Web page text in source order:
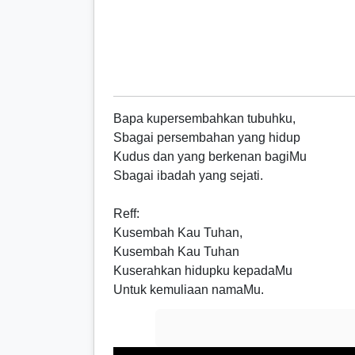
Bapa kupersembahkan tubuhku,
Sbagai persembahan yang hidup
Kudus dan yang berkenan bagiMu
Sbagai ibadah yang sejati.
Reff:
Kusembah Kau Tuhan,
Kusembah Kau Tuhan
Kuserahkan hidupku kepadaMu
Untuk kemuliaan namaMu.